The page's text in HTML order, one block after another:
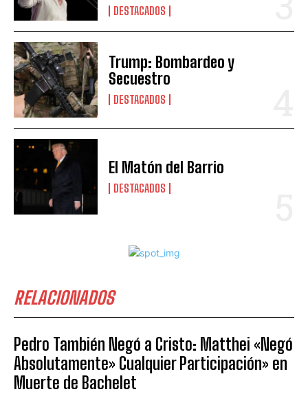
DESTACADOS
Trump: Bombardeo y
Secuestro
DESTACADOS
El Matón del Barrio
DESTACADOS
RELACIONADOS
Pedro También Negó a Cristo: Matthei «Negó
Absolutamente» Cualquier Participación» en
Muerte de Bachelet